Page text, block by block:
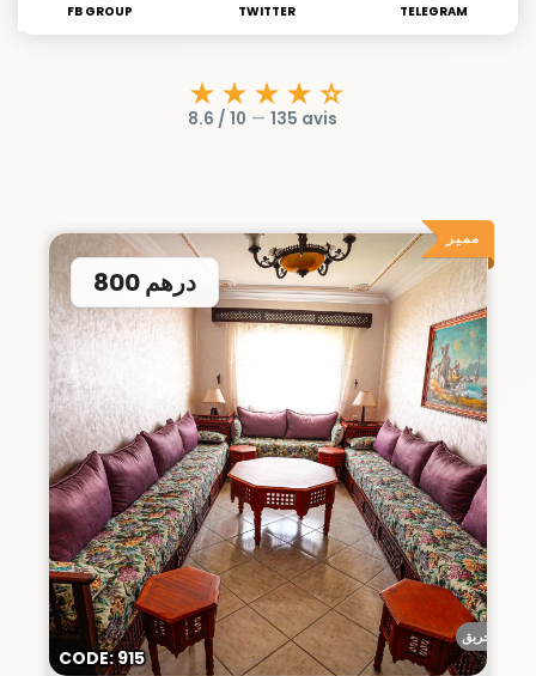
FB GROUP TWITTER TELEGRAM
★★★★☆
8.6 / 10 — 135 avis
مميز
أحريق
800 درهم
CODE: 915